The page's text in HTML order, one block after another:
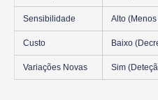
Sensibilidade Alto
Custo Baixo
Variações Novas Sim